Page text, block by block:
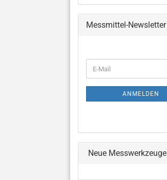
Messmittel-Newsletter
ZUR
ANMELDUNG
E-
Mail
ANMELDEN
Neue Messwerkzeuge